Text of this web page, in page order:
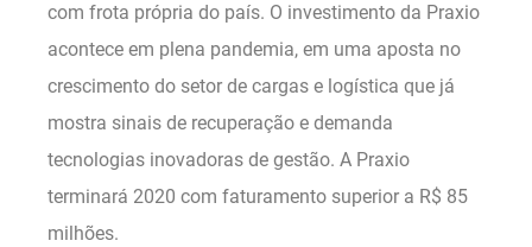
com frota própria do país. O investimento da Praxio
acontece em plena pandemia, em uma aposta no
crescimento do setor de cargas e logística que já
mostra sinais de recuperação e demanda
tecnologias inovadoras de gestão. A Praxio
terminará 2020 com faturamento superior a R$ 85
milhões.